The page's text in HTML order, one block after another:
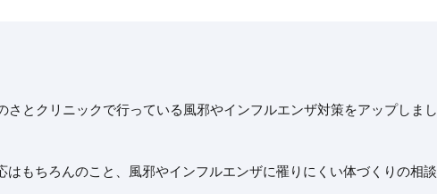
さとクリニックで行っている風邪やインフルエンザ対策をアップしまし
はもちろんのこと、風邪やインフルエンザに罹りにくい体づくりの相談